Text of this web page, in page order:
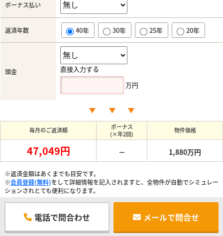
ボーナス払い
返済年数 40年 30年 25年 20年
頭金
直接入力する
万円
毎月のご返済額
ボーナス
(×年2回)
物件価格
47,049円 － 1,880万円
※返済金額はあくまでも目安です。
※会員登録(無料)をして詳細情報を記入されますと、全物件が自動でシミュレー
ションされとても便利になります。
電話で問合わせ メールで問合せ